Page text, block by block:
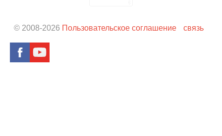
© 2008-2026 Пользовательское соглашение связь